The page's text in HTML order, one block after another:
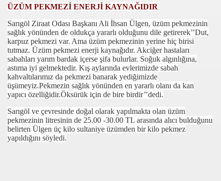
ÜZÜM PEKMEZİ ENERJİ KAYNAĞIDIR
Sarıgöl Ziraat Odası Başkanı Ali İhsan Ülgen, üzüm pekmezinin
sağlık yönünden de oldukça yararlı olduğunu dile getirerek’’Dut,
karpuz pekmezi var. Ama üzüm pekmezinin yerine hiç birisi
tutmaz. Üzüm pekmezi enerji kaynağıdır. Akciğer hastaları
sabahları yarım bardak içerse şifa bulurlar. Soğuk algınlığına,
astıma iyi gelmektedir. Kış aylarında evlerimizde sabah
kahvaltılarımız da pekmezi banarak yediğimizde
üşümeyiz.Pekmezin sağlık yönünden en yararlı olanı da kan
yapıcı özelliğidir.Öksürük için de bire birdir’’dedi.
Sarıgöl ve çevresinde doğal olarak yapılmakta olan üzüm
pekmezinin litresinin de 25.00 -30.00 TL arasında alıcı bulduğunu
belirten Ülgen üç kilo sultaniye üzümden bir kilo pekmez
yapıldığını söyledi.
EVİ HEDİYE ETTİ
KURULU TOPLANTISI
KOYUNLARA BÜYÜK İLGİ
EHLİYET SINAVINDA BAŞARILI